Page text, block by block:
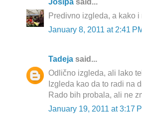
Josipa said...
Predivno izgleda, a kako
January 8, 2011 at 2:41
Tadeja said...
Odlično izgleda, ali lako
Izgleda kao da to radi na
Rado bih probala, ali ne
January 19, 2011 at 3:17